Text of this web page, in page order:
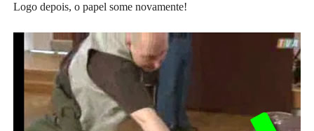
Logo depois, o papel some novamente!